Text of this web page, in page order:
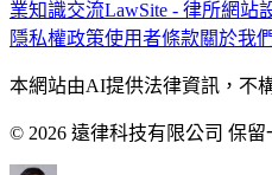
業知識交流LawSite - 律所網站
隱私權政策使用者條款關於我們
本網站由AI提供法律資訊，不
© 2026 遠律科技有限公司 保留